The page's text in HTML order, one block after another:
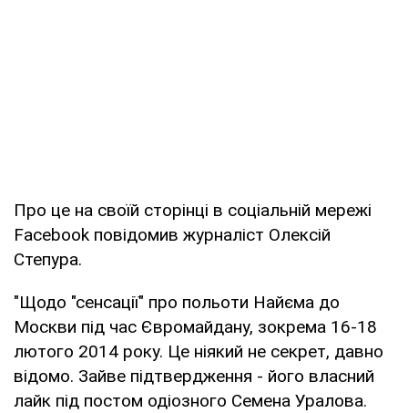
Про це на своїй сторінці в соціальній мережі
Facebook повідомив журналіст Олексій
Степура.
"Щодо "сенсації" про польоти Найєма до
Москви під час Євромайдану, зокрема 16-18
лютого 2014 року. Це ніякий не секрет, давно
відомо. Зайве підтвердження - його власний
лайк під постом одіозного Семена Уралова.